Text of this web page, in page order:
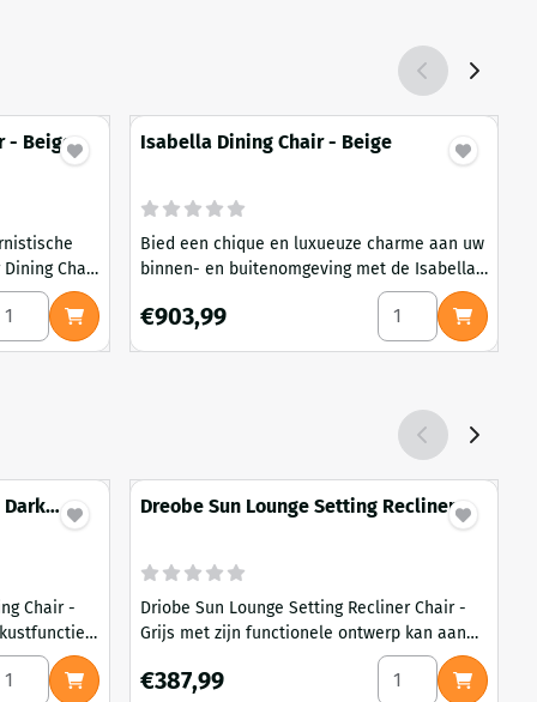
- Black
- Beige
Chair
in huis.
kiezen voor Senona Outdoor Dining Chair - Beige
Isabella Dining Chair - Beige
Bied een chique en luxueuze charme aan uw
binnen- en buitenomgeving met de Isabella
Eetkamerstoel - Zwart. Het lichtgewicht en
duurzame ontwerp maakt het een
Prijs: 903,99
€903,99 Aantal kiezen
Barstool - Black
Chair -
kiezen voor Sheryl Timber Dining Chair - Dark Green
Dreobe Sun Lounge Setting Recliner
Driobe Sun Lounge Setting Recliner Chair -
Grijs met zijn functionele ontwerp kan aan
uw verschillende eisen voldoen, terwijl zijn
elegante en moderne aanwezigheid uw ogen
Prijs: 387,99
€387,99 Aantal kiezen